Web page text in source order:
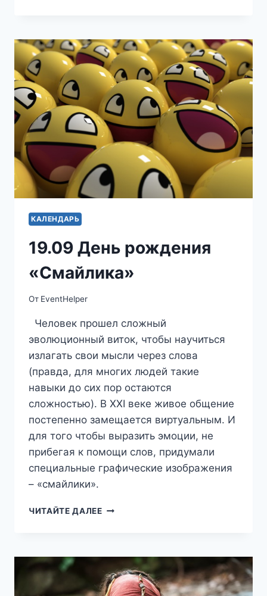
ЛЕТУЧИХ
МЫШЕЙ
КАЛЕНДАРЬ
19.09 День рождения
«Смайлика»
От EventHelper
Человек прошел сложный
эволюционный виток, чтобы научиться
излагать свои мысли через слова
(правда, для многих людей такие
навыки до сих пор остаются
сложностью). В XXI веке живое общение
постепенно замещается виртуальным. И
для того чтобы выразить эмоции, не
прибегая к помощи слов, придумали
специальные графические изображения
– «смайлики».
ЧИТАЙТЕ ДАЛЕЕ19.09